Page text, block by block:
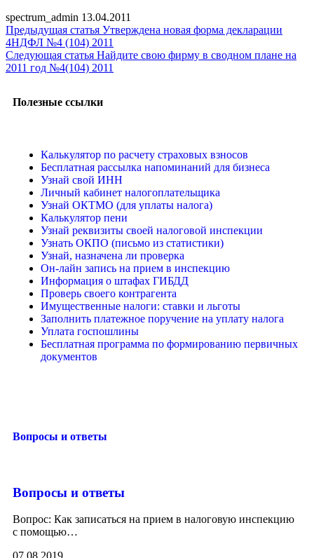
spectrum_admin 13.04.2011
Предыдущая статья Утверждена новая форма декларации
4НДФЛ №4 (104) 2011
Следующая статья Найдите свою фирму в сводном плане на
2011 год №4(104) 2011
Полезные ссылки
Калькулятор по расчету страховых взносов
Бесплатная рассылка напоминаний для бизнеса
Узнай свой ИНН
Личный кабинет налогоплательщика
Узнай ОКТМО (для уплаты налога)
Калькулятор пени
Узнай реквизиты своей налоговой инспекции
Узнать ОКПО (письмо из статистики)
Узнай, назначена ли проверка
Он-лайн запись на прием в инспекцию
Информация о штафах ГИБДД
Проверь своего контрагента
Имущественные налоги: ставки и льготы
Заполнить платежное поручение на уплату налога
Уплата госпошлины
Бесплатная программа по формированию первичных
документов
Вопросы и ответы
Вопросы и ответы
Вопрос: Как записаться на прием в налоговую инспекцию
с помощью…